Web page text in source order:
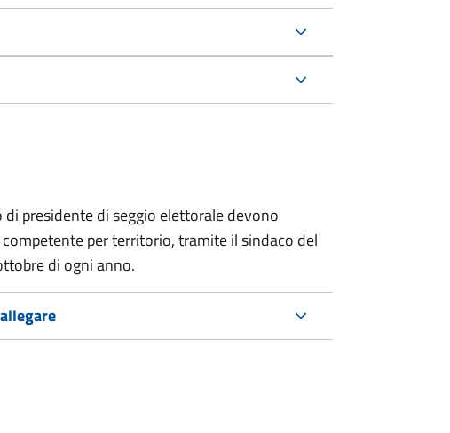
presidente di seggio elettorale devono
per territorio, tramite il sindaco del
di ogni anno.